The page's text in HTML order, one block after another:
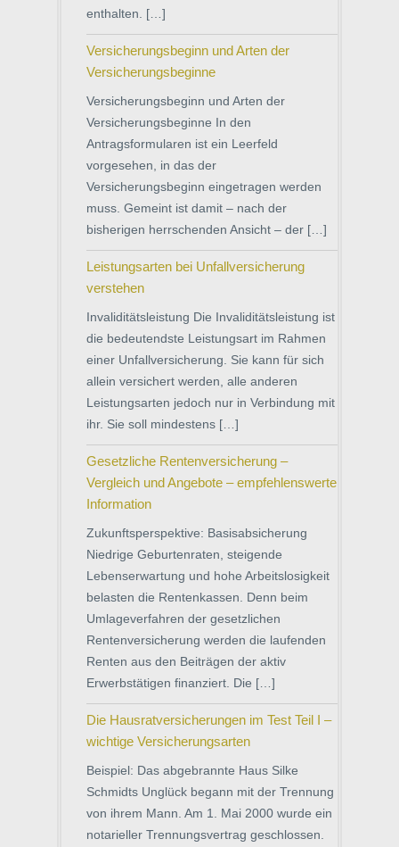
enthalten. […]
Versicherungsbeginn und Arten der
Versicherungsbeginne
Versicherungsbeginn und Arten der
Versicherungsbeginne In den
Antragsformularen ist ein Leerfeld
vorgesehen, in das der
Versicherungsbeginn eingetragen werden
muss. Gemeint ist damit – nach der
bisherigen herrschenden Ansicht – der […]
Leistungsarten bei Unfallversicherung
verstehen
Invaliditätsleistung Die Invaliditätsleistung ist
die bedeutendste Leistungsart im Rahmen
einer Unfallversicherung. Sie kann für sich
allein versichert werden, alle anderen
Leistungsarten jedoch nur in Verbindung mit
ihr. Sie soll mindestens […]
Gesetzliche Rentenversicherung –
Vergleich und Angebote – empfehlenswerte
Information
Zukunftsperspektive: Basisabsicherung
Niedrige Geburtenraten, steigende
Lebenserwartung und hohe Arbeitslosigkeit
belasten die Rentenkassen. Denn beim
Umlageverfahren der gesetzlichen
Rentenversicherung werden die laufenden
Renten aus den Beiträgen der aktiv
Erwerbstätigen finanziert. Die […]
Die Hausratversicherungen im Test Teil I –
wichtige Versicherungsarten
Beispiel: Das abgebrannte Haus Silke
Schmidts Unglück begann mit der Trennung
von ihrem Mann. Am 1. Mai 2000 wurde ein
notarieller Trennungsvertrag geschlossen.